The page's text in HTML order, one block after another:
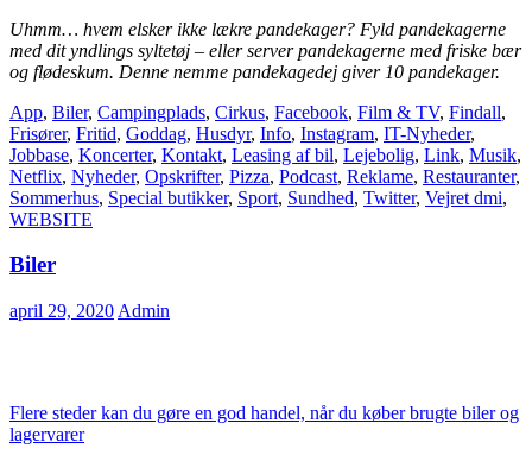
Uhmm… hvem elsker ikke lækre pandekager? Fyld pandekagerne
med dit yndlings syltetøj – eller server pandekagerne med friske bær
og flødeskum. Denne nemme pandekagedej giver 10 pandekager.
App, Biler, Campingplads, Cirkus, Facebook, Film & TV, Findall,
Frisører, Fritid, Goddag, Husdyr, Info, Instagram, IT-Nyheder,
Jobbase, Koncerter, Kontakt, Leasing af bil, Lejebolig, Link, Musik,
Netflix, Nyheder, Opskrifter, Pizza, Podcast, Reklame, Restauranter,
Sommerhus, Special butikker, Sport, Sundhed, Twitter, Vejret dmi,
WEBSITE
Biler
april 29, 2020 Admin
Flere steder kan du gøre en god handel, når du køber brugte biler og
lagervarer